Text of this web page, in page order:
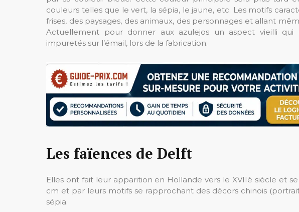
couleurs telles que le vert, la sépia, le jaune, etc. Les motifs
frises, des paysages, des animaux, des personnages et allant
Actuellement pour donner aux azulejos un aspect vieilli qui
impuretés sur l’émail, lors de la fabrication.
Les faïences de Delft
Elles ont fait leur apparition en Hollande vers le XVIIè siècle et
cm et par leurs motifs se rapprochant des décors chinois
sépia.